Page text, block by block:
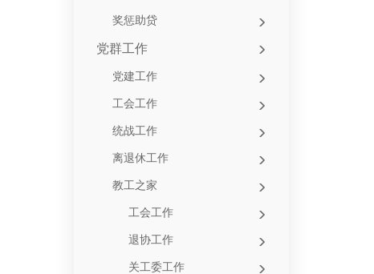
奖惩助贷
党群工作
党建工作
工会工作
统战工作
离退休工作
教工之家
工会工作
退协工作
关工委工作